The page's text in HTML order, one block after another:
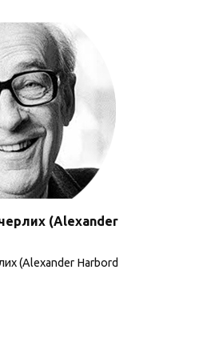
(Alexander
(Alexander Harbord